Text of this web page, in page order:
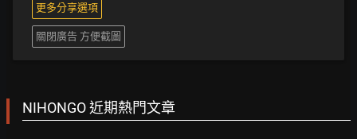
更多分享選項
關閉廣告 方便截圖
NIHONGO 近期熱門文章